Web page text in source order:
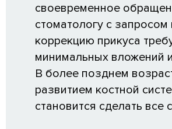
своевременное
стоматологу с запросом
коррекцию прикуса
минимальных вложений
В более позднем
развитием костной
становится сделать все